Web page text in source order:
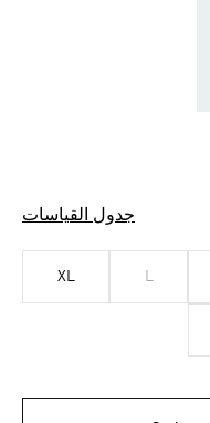
جدول القياسات
L
XL